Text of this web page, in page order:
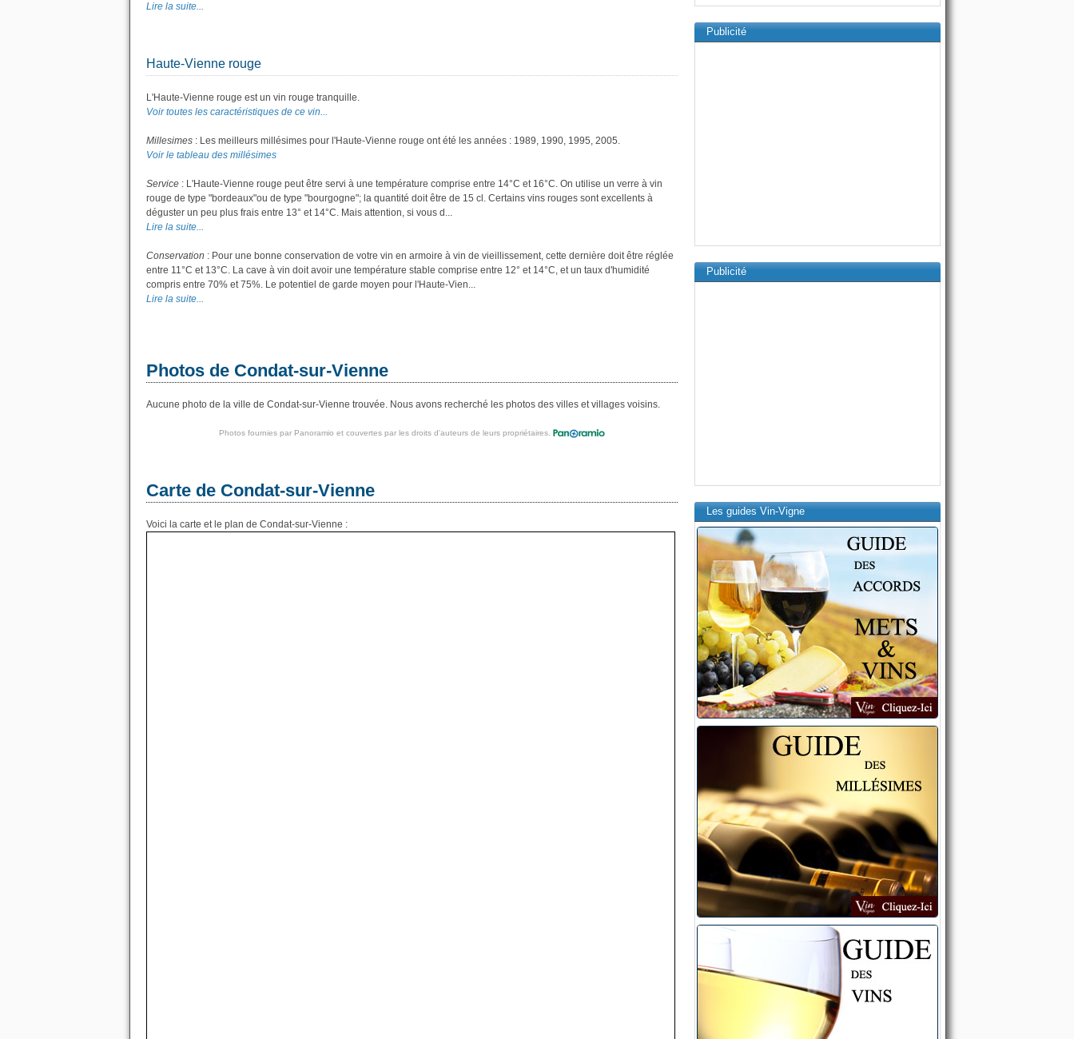
Lire la suite...
Haute-Vienne rouge
L'Haute-Vienne rouge est un vin rouge tranquille.
Voir toutes les caractéristiques de ce vin...
Millesimes : Les meilleurs millésimes pour l'Haute-Vienne rouge ont été les années : 1989, 1990, 1995, 2005.
Voir le tableau des millésimes
Service : L'Haute-Vienne rouge peut être servi à une température comprise entre 14°C et 16°C. On utilise un verre à vin
rouge de type "bordeaux"ou de type "bourgogne"; la quantité doit être de 15 cl. Certains vins rouges sont excellents à
déguster un peu plus frais entre 13° et 14°C. Mais attention, si vous d...
Lire la suite...
Conservation : Pour une bonne conservation de votre vin en armoire à vin de vieillissement, cette dernière doit être réglée
entre 11°C et 13°C. La cave à vin doit avoir une température stable comprise entre 12° et 14°C, et un taux d'humidité
compris entre 70% et 75%. Le potentiel de garde moyen pour l'Haute-Vien...
Lire la suite...
Photos de Condat-sur-Vienne
Aucune photo de la ville de Condat-sur-Vienne trouvée. Nous avons recherché les photos des villes et villages voisins.
Photos fournies par Panoramio et couvertes par les droits d'auteurs de leurs propriétaires.
Carte de Condat-sur-Vienne
Voici la carte et le plan de Condat-sur-Vienne :
Publicité
Publicité
Les guides Vin-Vigne